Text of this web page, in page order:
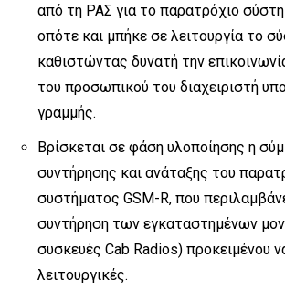
από τη ΡΑΣ για το παρατρόχιο
οπότε και μπήκε σε λειτουργία το
καθιστώντας δυνατή την
του προσωπικού του διαχειριστή
γραμμής.
Βρίσκεται σε φάση υλοποίησης η
συντήρησης και ανάταξης του
συστήματος GSM-R, που
συντήρηση των εγκαταστημένων
συσκευές Cab Radios) προκειμένου
λειτουργικές.